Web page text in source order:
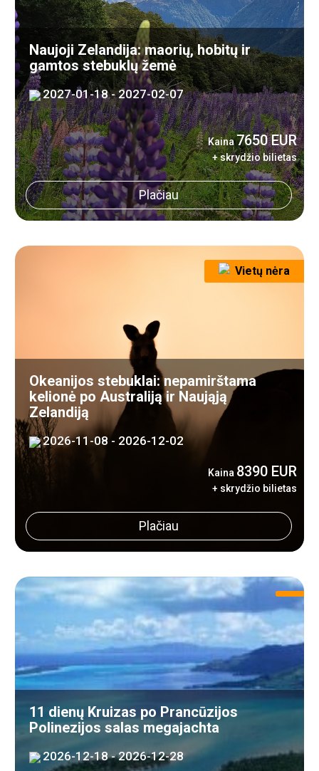
Naujoji Zelandija: maorių, hobitų ir
gamtos stebuklų žemė
2027-01-18 - 2027-02-07
Kaina7650 EUR
+ skrydžio bilietas
Plačiau
Vietų nėra
Okeanijos stebuklai: nepamirštama
kelionė po Australiją ir Naująją
Zelandiją
2026-11-08 - 2026-12-02
Kaina 8390 EUR
+ skrydžio bilietas
Plačiau
11 dienų Kruizas po Prancūzijos
Polinezijos salas megajachta
2026-12-18 - 2026-12-28